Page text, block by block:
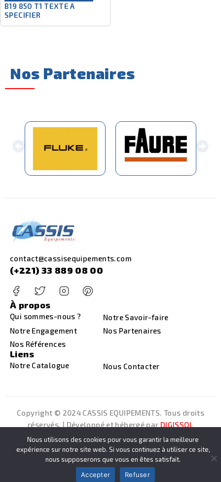
B19 850 T1 TEXTE A
SPECIFIER
Nos Partenaires
contact@cassisequipements.com
(+221) 33 889 08 00
À propos
Qui sommes-nous ?
Notre Savoir-faire
Notre Engagement
Nos Partenaires
Nos Références
Liens
Notre Catalogue Nous Contacter
Copyright © 2024 CASSIS EQUIPEMENTS. Tous droits
réservés. | Développé et hébergé par DIGISSOL
Nous utilisons des cookies pour vous garantir la meilleure
expérience sur notre site web. Si vous continuez à utiliser ce site,
nous supposerons que vous en êtes satisfait.
Accepter
Refuser